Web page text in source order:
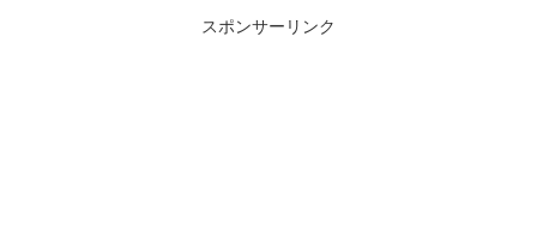
スポンサーリンク